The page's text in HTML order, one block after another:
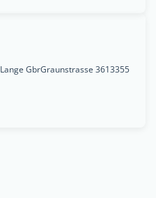
GbrGraunstrasse 3613355